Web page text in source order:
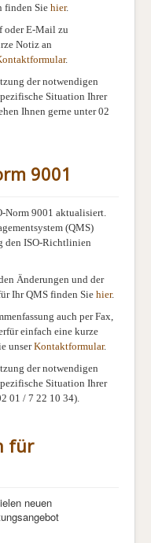
finden Sie hier.
oder E-Mail zu
Notiz an
.
der notwendigen
Situation Ihrer
Ihnen gerne unter 02
9001
Norm 9001 aktualisiert.
(QMS)
den ISO-Richtlinien
Änderungen und der
Ihr QMS finden Sie hier.
auch per Fax,
einfach eine kurze
unserKontaktformular.
der notwendigen
Situation Ihrer
01 / 7 22 10 34).
für
neuen